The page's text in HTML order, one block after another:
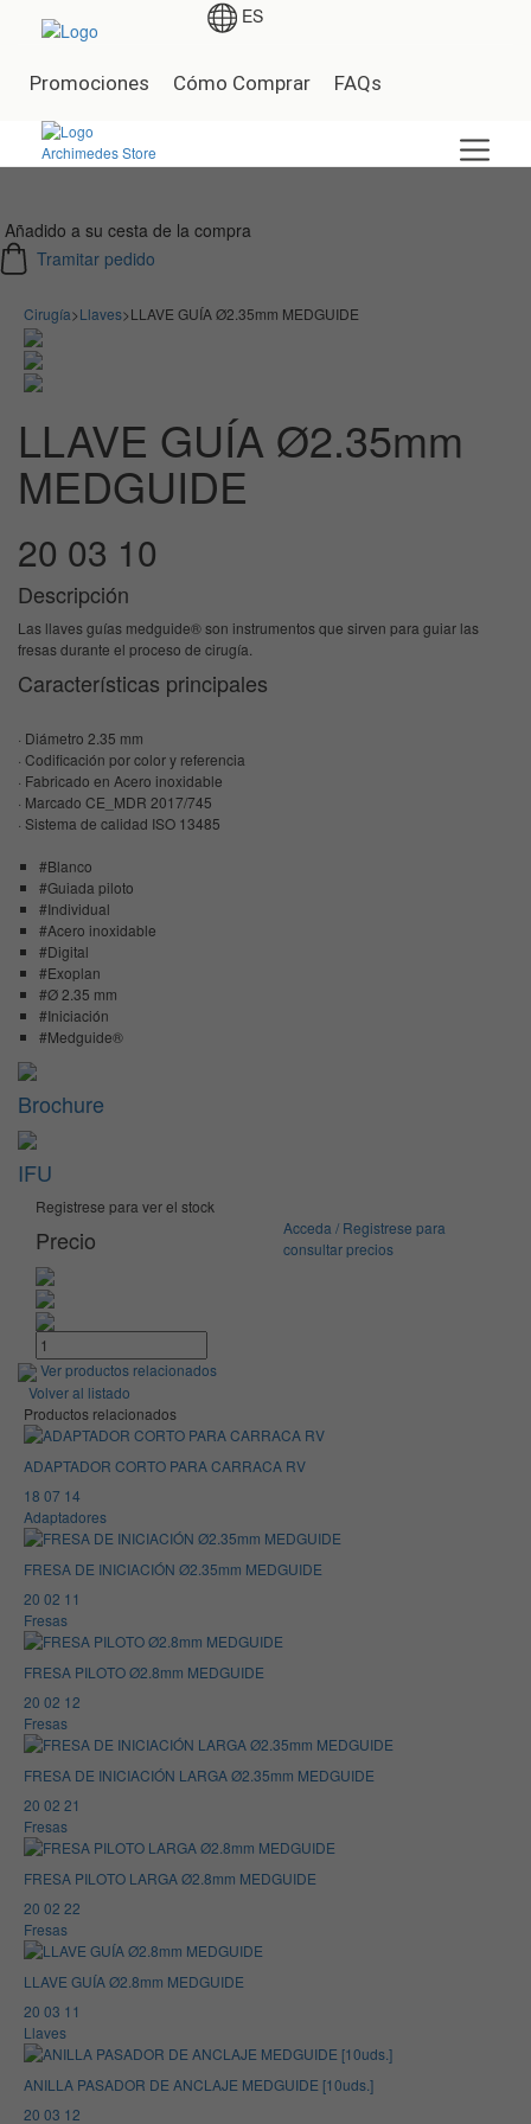
ES
Promociones Cómo Comprar FAQs
Añadido a su cesta de la compra
Tramitar pedido
Cirugía>Llaves>LLAVE GUÍA Ø2.35mm MEDGUIDE
LLAVE GUÍA Ø2.35mm
MEDGUIDE
20 03 10
Descripción
Las llaves guías medguide® son instrumentos que sirven para guiar las
fresas durante el proceso de cirugía.
Características principales
· Diámetro 2.35 mm
· Codificación por color y referencia
· Fabricado en Acero inoxidable
· Marcado CE_MDR 2017/745
· Sistema de calidad ISO 13485
#Blanco
#Guiada piloto
#Individual
#Acero inoxidable
#Digital
#Exoplan
#Ø 2.35 mm
#Iniciación
#Medguide®
Brochure
IFU
Registrese para ver el stock
Precio
Acceda / Registrese para
consultar precios
Ver productos relacionados
Volver al listado
Productos relacionados
ADAPTADOR CORTO PARA CARRACA RV
18 07 14
Adaptadores
FRESA DE INICIACIÓN Ø2.35mm MEDGUIDE
20 02 11
Fresas
FRESA PILOTO Ø2.8mm MEDGUIDE
20 02 12
Fresas
FRESA DE INICIACIÓN LARGA Ø2.35mm MEDGUIDE
20 02 21
Fresas
FRESA PILOTO LARGA Ø2.8mm MEDGUIDE
20 02 22
Fresas
LLAVE GUÍA Ø2.8mm MEDGUIDE
20 03 11
Llaves
ANILLA PASADOR DE ANCLAJE MEDGUIDE [10uds.]
20 03 12